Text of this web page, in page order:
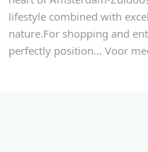
lifestyle combined with
nature.For shopping and
perfectly position... Voor